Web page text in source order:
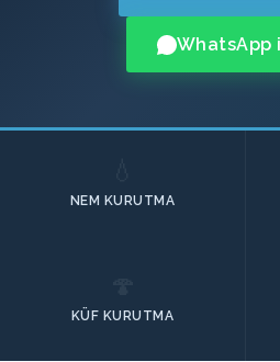
WhatsApp
NEM KURUTMA
KÜF KURUTMA